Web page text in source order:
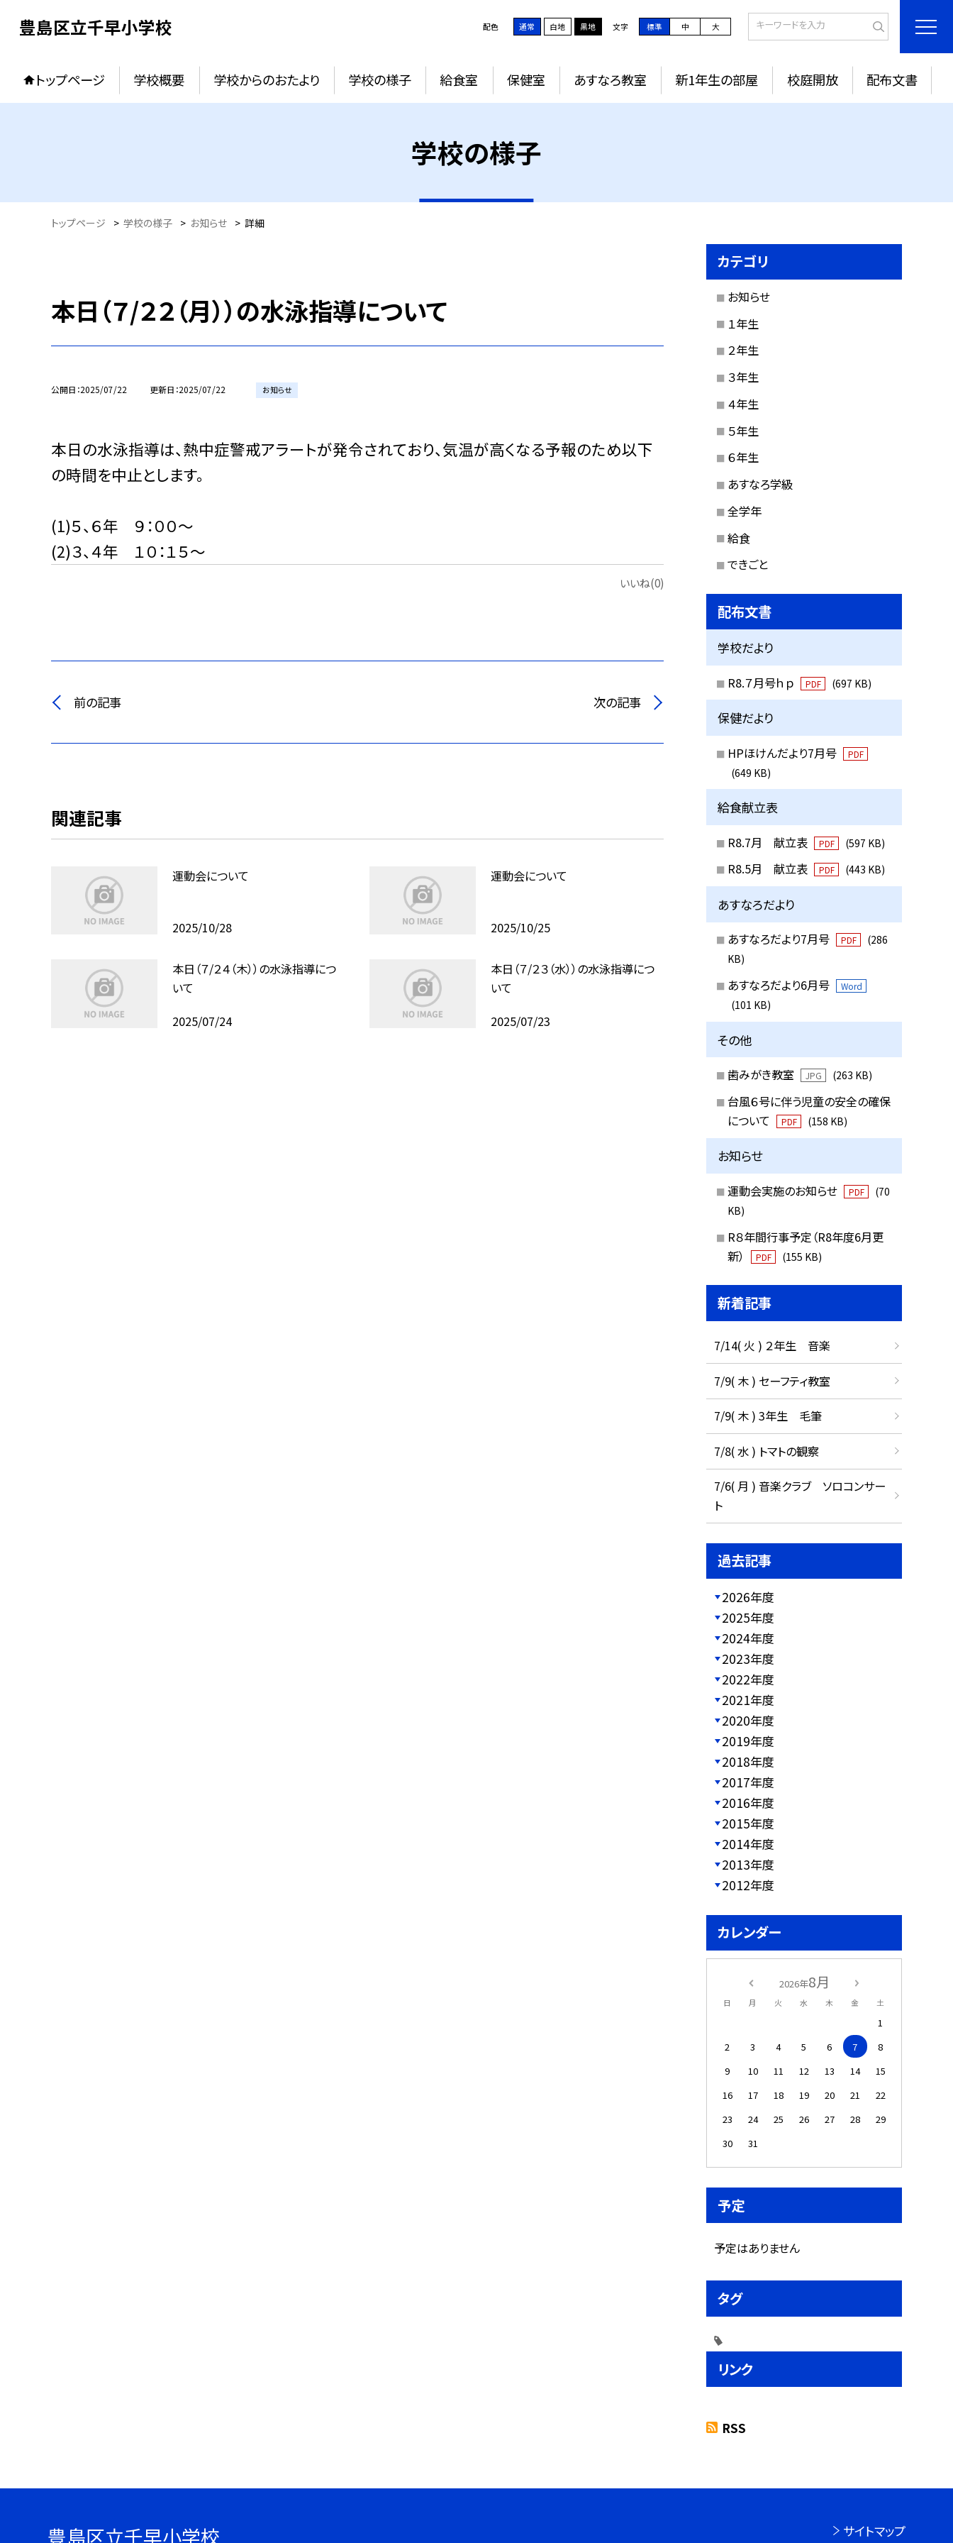
豊島区立千早小学校 配色 通常 白地 黒地 文字 標準 中 大
トップページ 学校概要 学校からのおたより 学校の様子 給食室 保健室 あすなろ教室 新1年生の部屋 校庭開放 配布文書
学校の様子
トップページ > 学校の様子 > お知らせ > 詳細
本日（７/２２（月））の水泳指導について
公開日 2025/07/22 更新日 2025/07/22 お知らせ
本日の水泳指導は、熱中症警戒アラートが発令されており、気温が高くなる予報のため以下
の時間を中止とします。
(1)５、６年 ９：００〜
(2)３、４年 １０：１５〜
いいね(0)
前の記事 次の記事
関連記事
運動会について
2025/10/28
運動会について
2025/10/25
本日（７/２４（木））の水泳指導につ
いて
2025/07/24
本日（７/２３（水））の水泳指導につ
いて
2025/07/23
カテゴリ
お知らせ
１年生
２年生
３年生
４年生
５年生
６年生
あすなろ学級
全学年
給食
できごと
配布文書
学校だより
R8.７月号ｈｐ PDF (697 KB)
保健だより
HPほけんだより7月号 PDF
(649 KB)
給食献立表
R8.7月 献立表 PDF (597 KB)
R8.5月 献立表 PDF (443 KB)
あすなろだより
あすなろだより7月号 PDF
(286
KB)
あすなろだより6月号 Word
(101 KB)
その他
歯みがき教室 JPG (263 KB)
台風６号に伴う児童の安全の確保
について
PDF (158 KB)
お知らせ
運動会実施のお知らせ PDF
(70
KB)
R８年間行事予定（R8年度6月更
新）
PDF (155 KB)
新着記事
7/14( 火 ) ２年生 音楽
7/9( 木 ) セーフティ教室
7/9( 木 ) 3年生 毛筆
7/8( 水 ) トマトの観察
7/6( 月 ) 音楽クラブ ソロコンサー
ト
過去記事
2026年度
2025年度
2024年度
2023年度
2022年度
2021年度
2020年度
2019年度
2018年度
2017年度
2016年度
2015年度
2014年度
2013年度
2012年度
カレンダー
2026年8月
日 月 火 水 木 金 土
1
2
3 4 5 6 7
8
9
10 11 12 13 14
15
16
17 18 19 20 21
22
23
24 25 26 27 28
29
30
31
予定
予定はありません
タグ
リンク
RSS
豊島区立千早小学校 サイトマップ